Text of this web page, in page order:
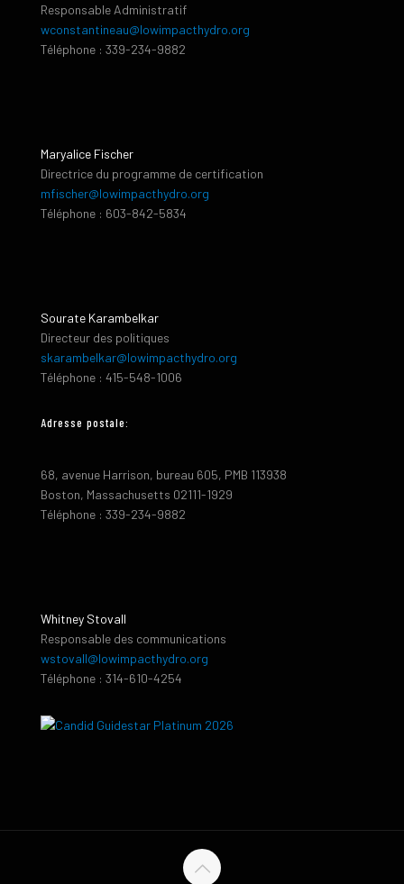
Responsable Administratif
wconstantineau@lowimpacthydro.org
Téléphone : 339-234-9882
Maryalice Fischer
Directrice du programme de certification
mfischer@lowimpacthydro.org
Téléphone : 603-842-5834
Sourate Karambelkar
Directeur des politiques
skarambelkar@lowimpacthydro.org
Téléphone : 415-548-1006
Adresse postale:
68, avenue Harrison, bureau 605, PMB 113938
Boston, Massachusetts 02111-1929
Téléphone : 339-234-9882
Whitney Stovall
Responsable des communications
wstovall@lowimpacthydro.org
Téléphone : 314-610-4254